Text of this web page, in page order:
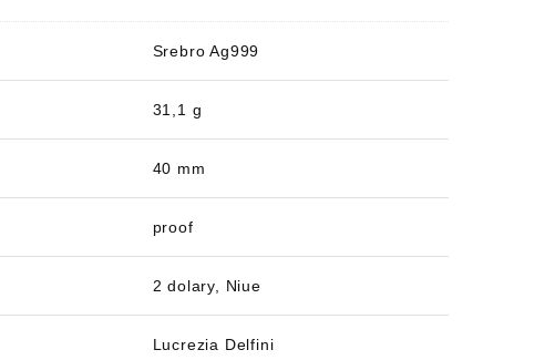
Srebro Ag999
31,1 g
40 mm
proof
2 dolary, Niue
Lucrezia Delfini